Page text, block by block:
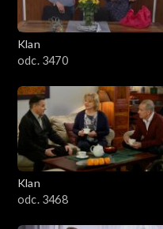
Klan
odc. 3470
Klan
odc. 3468